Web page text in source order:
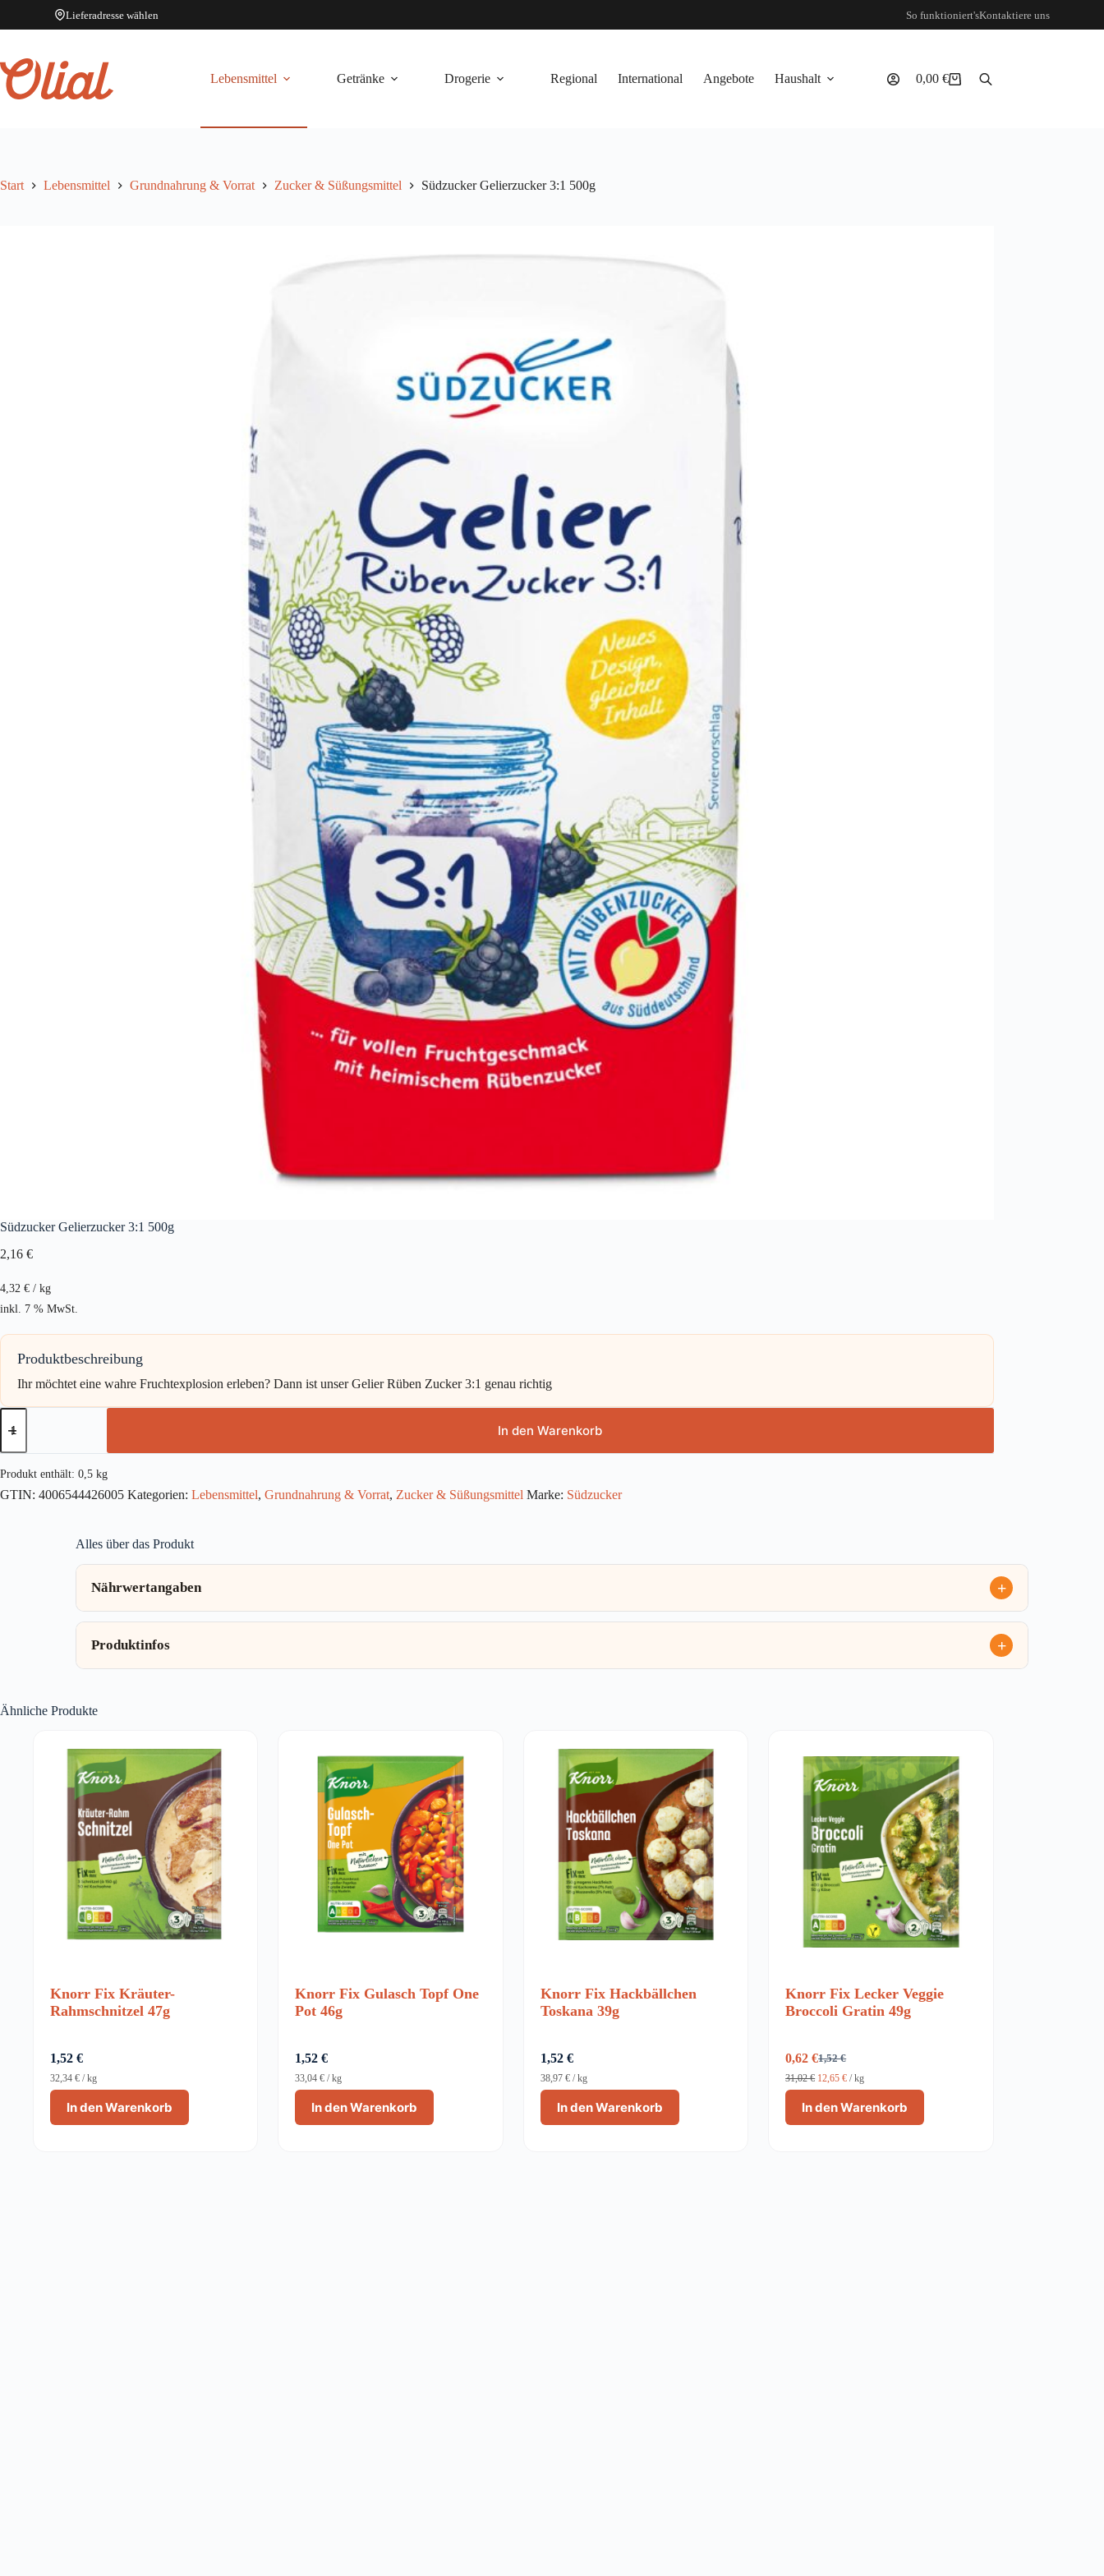
Lieferadresse wählen So funktioniert'sKontaktiere uns
springen
Lebensmittel
Getränke Drogerie Regional International Angebote Haushalt Warenkorb
0,00 €
Start Lebensmittel Grundnahrung & Vorrat Zucker & Süßungsmittel Südzucker Gelierzucker 3:1 500g
Südzucker Gelierzucker 3:1 500g
2,16 €
4,32 € / kg
inkl. 7 % MwSt.
Produktbeschreibung
Ihr möchtet eine wahre Fruchtexplosion erleben? Dann ist unser Gelier Rüben Zucker 3:1 genau richtig
Südzucker
Gelierzucker
500g
Menge
In den Warenkorb
Produkt enthält: 0,5 kg
GTIN: 4006544426005 Kategorien: Lebensmittel, Grundnahrung & Vorrat, Zucker & Süßungsmittel Marke: Südzucker
Alles über das Produkt
Nährwertangaben
Produktinfos
Ähnliche Produkte
Knorr Fix Kräuter-
Rahmschnitzel 47g
1,52 €
In den Warenkorb
32,34 € /kg
Knorr Fix Gulasch Topf One
Pot 46g
1,52€
In den Warenkorb
33,04€ /kg
Knorr Fix Hackbällchen
Toskana 39g
1,52 €
In den Warenkorb
38,97 €/kg
Knorr Fix Lecker Veggie
Broccoli Gratin 49g
1,52€
Ursprünglicher
Preis
war:
1,52 €
0,62€Aktueller
Preis
ist:
0,62 €.
In den Warenkorb
31,02€ 12,65€ /kg